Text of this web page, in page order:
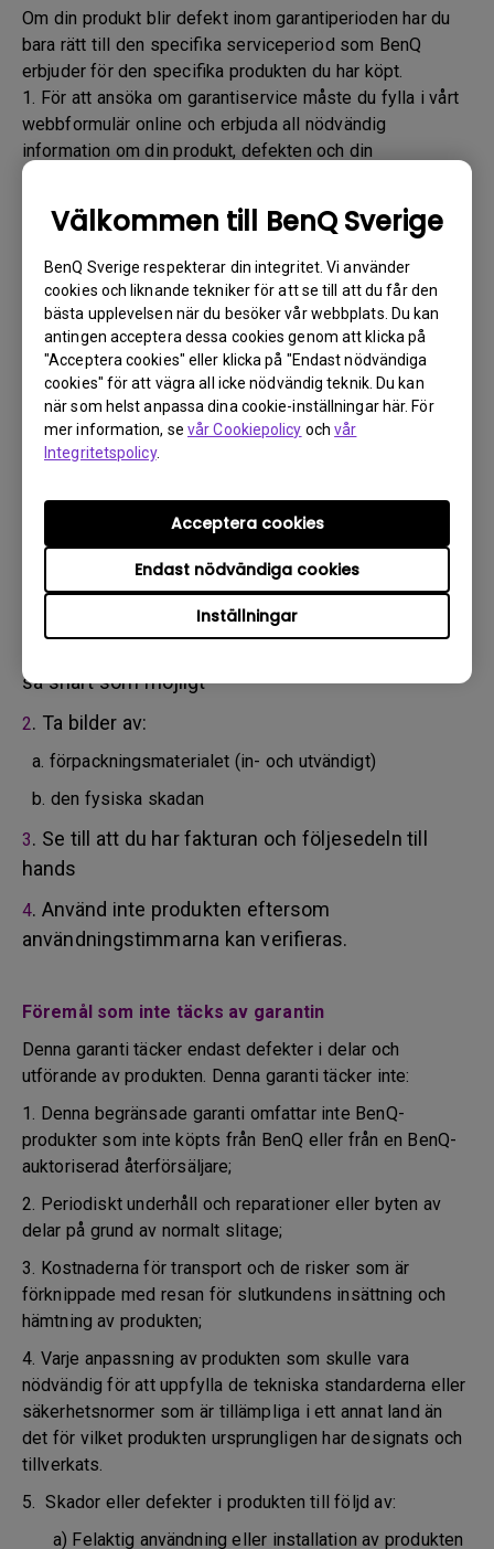
Välkommen till BenQ Sverige
BenQ Sverige respekterar din integritet. Vi använder
cookies och liknande tekniker för att se till att du får den
bästa upplevelsen när du besöker vår webbplats. Du kan
antingen acceptera dessa cookies genom att klicka på
"Acceptera cookies" eller klicka på "Endast nödvändiga
cookies" för att vägra all icke nödvändig teknik. Du kan
när som helst anpassa dina cookie-inställningar här. För
mer information, se vår Cookiepolicy ochvår
Integritetspolicy.
Inställningar
Endast nödvändiga cookies
Acceptera cookies
Om din produkt blir defekt inom garantiperioden har du
bara rätt till den specifika serviceperiod som BenQ
erbjuder för den specifika produkten du har köpt.
1. För att ansöka om garantiservice måste du fylla i vårt
webbformulär online och erbjuda all nödvändig
information om din produkt, defekten och din
kontaktinformation. Detta kan göras
www.benq.eu
eller BenQ-webbplatsen som är
specifik för ditt land.
2. Du kommer sedan att kontaktas av det tekniska
supportteamet för BenQ ("BenQ-teamet") via e-post.
BenQ-teamet provar felsökningssteg för att hjälpa dig
eller för att bekräfta defekten.
3. Så snart defekten har bekräftats av ombudet som
hanterar ditt ärende kommer ett RMA-nummer att
utfärdas för din produkt.
4. Du måste returnera produkten till BenQ om inte annat
anges av BenQ till en BenQ auktoriserad
tjänsteleverantör. Om din produkt har levererats med
fysisk skada ber vi dig att ha följande information klar i
förväg.
Detta hjälper oss att förstå om skadorna har tillkommit
under transporten eller innan.
så snart som möjligt
2. Ta bilder av:
a. förpackningsmaterialet (in- och utvändigt)
b. den fysiska skadan
3. Se till att du har fakturan och följesedeln till
hands
4. Använd inte produkten eftersom
användningstimmarna kan verifieras.
Föremål som inte täcks av garantin
Denna garanti täcker endast defekter i delar och
utförande av produkten. Denna garanti täcker inte:
1. Denna begränsade garanti omfattar inte BenQ-
produkter som inte köpts från BenQ eller från en BenQ-
auktoriserad återförsäljare;
2. Periodiskt underhåll och reparationer eller byten av
delar på grund av normalt slitage;
3. Kostnaderna för transport och de risker som är
förknippade med resan för slutkundens insättning och
hämtning av produkten;
4. Varje anpassning av produkten som skulle vara
nödvändig för att uppfylla de tekniska standarderna eller
säkerhetsnormer som är tillämpliga i ett annat land än
det för vilket produkten ursprungligen har designats och
tillverkats.
5. Skador eller defekter i produkten till följd av:
a) Felaktig användning eller installation av produkten